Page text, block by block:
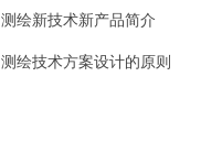
测绘新技术新产品简介
测绘技术方案设计的原则